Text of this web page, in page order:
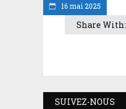
16 mai 2025
Share With:
SUIVEZ-NOUS